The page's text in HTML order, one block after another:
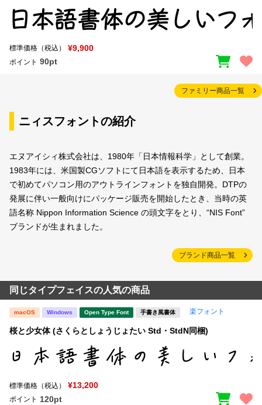
標準価格（税込） ¥9,900
ポイント 90pt
ファミリー商品一覧
ニィスフォントの紹介
エヌアイシィ株式会社は、1980年「日本情報科学」として創業。
1983年には、米国製CGソフトにて日本語を表示するため、日本
で初めてパソコン用のアウトラインフォントを独自開発。DTPの
発展に伴い一般向けにパッケージ販売を開始したとき、当時の英
語名称 Nippon Information Science の頭文字をとり、“NIS Font”
ブランドが生まれました。
ブランド商品一覧
同じタイプフェイスの人気の商品
macOS Windows Open Type Font 手書き風書体 楽フォント
桜と少女体 (さくらとしょうじょたい Std・StdN同梱)
標準価格（税込） ¥13,200
ポイント 120pt